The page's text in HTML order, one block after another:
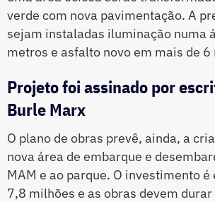
verde com nova pavimentação. A
sejam instaladas iluminação numa
metros e asfalto novo em mais de 6
Projeto foi assinado por
Burle Marx
O plano de obras prevê, ainda, a
nova área de embarque e
MAM e ao parque. O investimento
7,8 milhões e as obras devem durar